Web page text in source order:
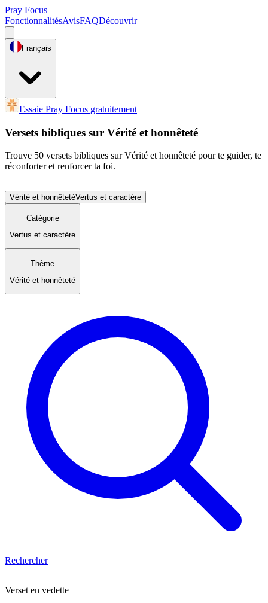
Pray Focus
FonctionnalitésAvisFAQDécouvrir
Français
Essaie Pray Focus gratuitement
Versets bibliques sur Vérité et honnêteté
Trouve 50 versets bibliques sur Vérité et honnêteté pour te guider, te
réconforter et renforcer ta foi.
Vérité et honnêtetéVertus et caractère
Catégorie
Vertus et caractère
Thème
Vérité et honnêteté
Rechercher
Verset en vedette